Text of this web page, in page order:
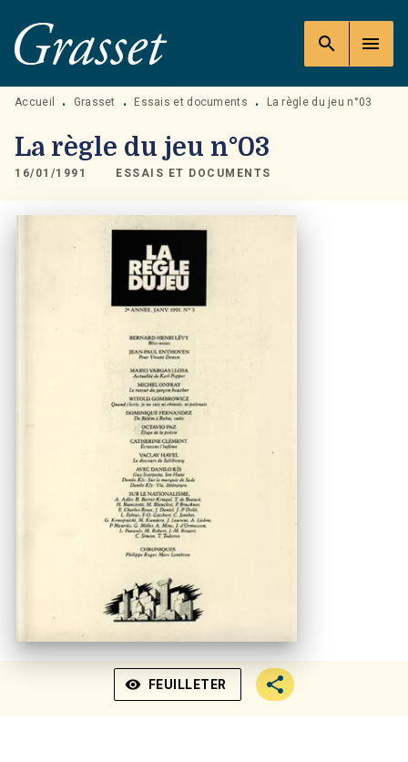
MENU RECHERCHE
PIED DE PAGE
search menu
Accueil • Grasset • Essais et documents • La règle du jeu n°03
La règle du jeu n°03
16/01/1991 ESSAIS ET DOCUMENTS
visibility FEUILLETER